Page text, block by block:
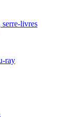
livres
ray